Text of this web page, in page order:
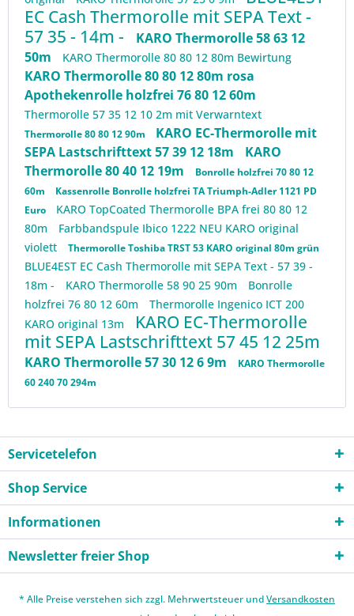
EC Cash Thermorolle mit SEPA Text -
57 35 - 14m -
KARO Thermorolle 58 63 12
50m
KARO Thermorolle 80 80 12 80m Bewirtung
KARO Thermorolle 80 80 12 80m rosa
Apothekenrolle holzfrei 76 80 12 60m
Thermorolle 57 35 12 10 2m mit Verwarntext
Thermorolle 80 80 12 90m
KARO EC-Thermorolle mit
SEPA Lastschrifttext 57 39 12 18m
KARO
Thermorolle 80 40 12 19m
Bonrolle holzfrei 70 80 12
60m
Kassenrolle Bonrolle holzfrei TA Triumph-Adler 1121 PD
Euro
KARO TopCoated Thermorolle BPA frei 80 80 12
80m
Farbbandspule Ibico 1222 NEU KARO original
violett
Thermorolle Toshiba TRST 53 KARO original 80m grün
BLUE4EST EC Cash Thermorolle mit SEPA Text - 57 39 -
18m -
KARO Thermorolle 58 90 25 90m
Bonrolle
holzfrei 76 80 12 60m
Thermorolle Ingenico ICT 200
KARO original 13m
KARO EC-Thermorolle
mit SEPA Lastschrifttext 57 45 12 25m
KARO Thermorolle 57 30 12 6 9m
KARO Thermorolle
60 240 70 294m
Servicetelefon
Shop Service
Informationen
Newsletter freier Shop
* Alle Preise verstehen sich zzgl. Mehrwertsteuer undVersandkosten